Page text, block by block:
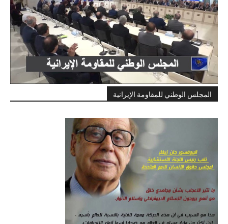
المجلس الوطني للمقاومة الإيرانية